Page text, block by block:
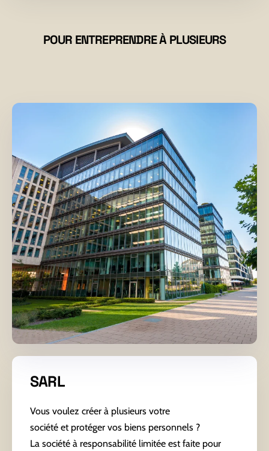
POUR ENTREPRENDRE À PLUSIEURS
SARL
Vous voulez créer à plusieurs votre
société et protéger vos biens personnels ?
La société à responsabilité limitée est faite pour